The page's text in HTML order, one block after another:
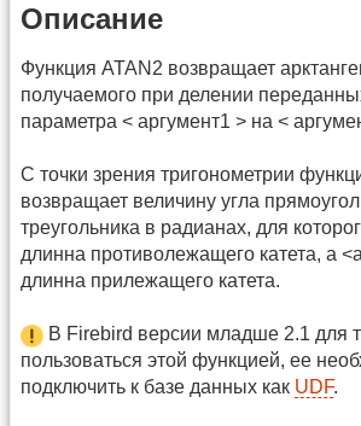
Описание
Функция ATAN2 возвращает
получаемого при делении
параметра < аргумент1 > на <
С точки зрения тригонометрии
возвращает величину угла
треугольника в радианах, для
длинна противолежащего катета, а
длинна прилежащего катета.
В Firebird версии младше 2.1 для
пользоваться этой функцией, ее
подключить к базе данных как UDF.